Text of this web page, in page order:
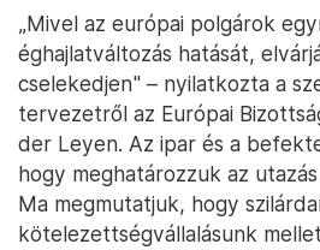
„Mivel az európai polgárok
éghajlatváltozás hatását,
cselekedjen" – nyilatkozta a
tervezetről az Európai
der Leyen. Az ipar és a
hogy meghatározzuk az
Ma megmutatjuk, hogy
kötelezettségvállalásunk